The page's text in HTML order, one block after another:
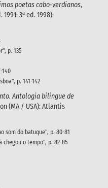
poetas cabo-verdianos,
1991: 3a ed. 1998):
p. 135
140
p. 141-142
Antologia bilingue de
(MA / USA): Atlantis
som do batuque", p. 80-81
chegou o tempo", p. 82-85